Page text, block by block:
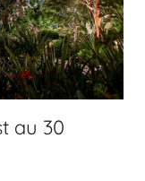
au 30